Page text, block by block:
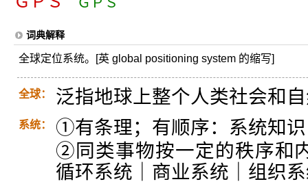
词典解释
全球定位系统。[英 global positioning system 的缩写]
全球： 泛指地球上整个人类社会和
系统：
①有条理；有顺序：系统知
②同类事物按一定的秩序和
循环系统｜商业系统｜组织